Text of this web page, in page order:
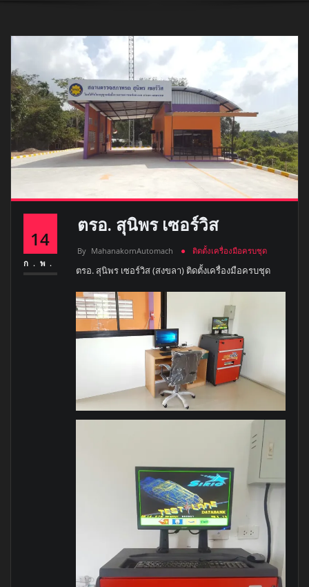
14
ก.พ.
ตรอ. สุนิพร เซอร์วิส
By MahanakornAutomach ติดตั้งเครื่องมือครบชุด
ตรอ. สุนิพร เซอร์วิส (สงขลา) ติดตั้งเครื่องมือครบชุด